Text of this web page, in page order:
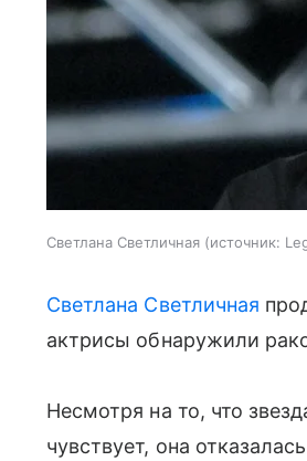
Светлана Светличная источник:
Светлана Светличная
актрисы обнаружили
Несмотря на то, что
чувствует, она